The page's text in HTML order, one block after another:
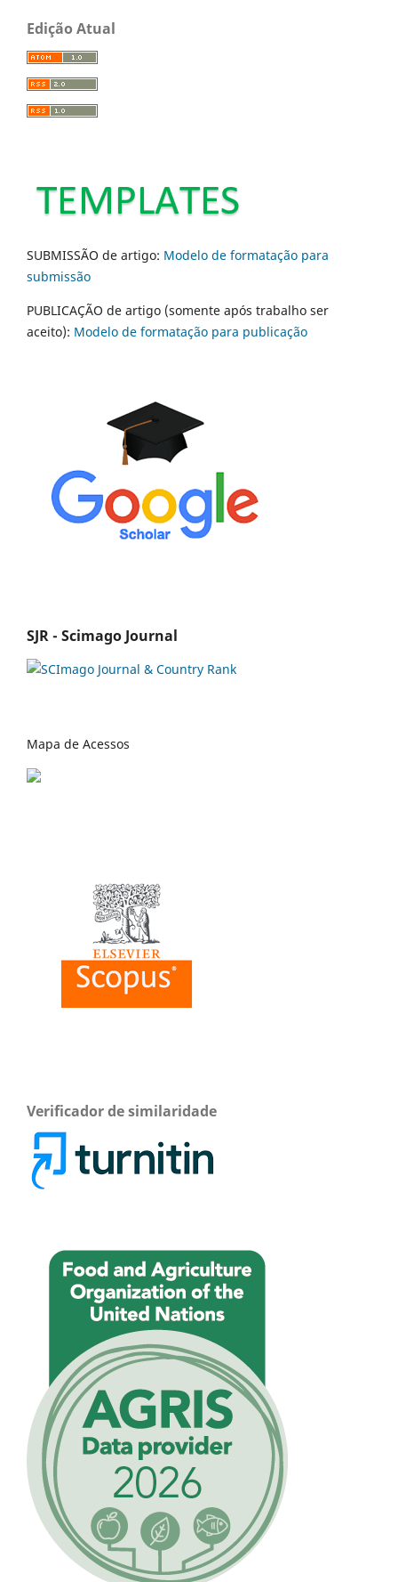
Edição Atual
SUBMISSÃO de artigo: Modelo de formatação para
submissão
PUBLICAÇÃO de artigo (somente após trabalho ser
aceito): Modelo de formatação para publicação
SJR - Scimago Journal
Mapa de Acessos
Verificador de similaridade